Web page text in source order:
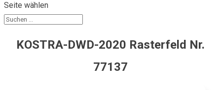
Seite wählen
KOSTRA-DWD-2020 Rasterfeld Nr.
77137